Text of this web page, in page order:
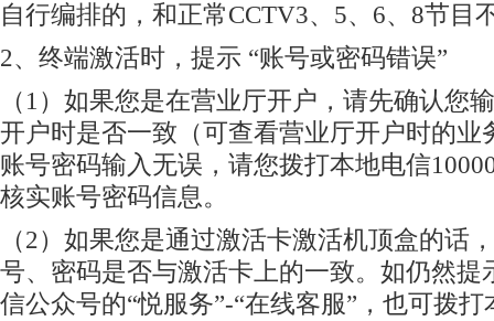
自行编排的，和正常CCTV3、5、6、8节目
2、终端激活时，提示 “账号或密码错误”
（1）如果您是在营业厅开户，请先确认您
开户时是否一致（可查看营业厅开户时的业
账号密码输入无误，请您拨打本地电信
核实账号密码信息。
（2）如果您是通过激活卡激活机顶盒的话
号、密码是否与激活卡上的一致。如仍然提
信公众号的“悦服务”-“在线客服”，也可拨